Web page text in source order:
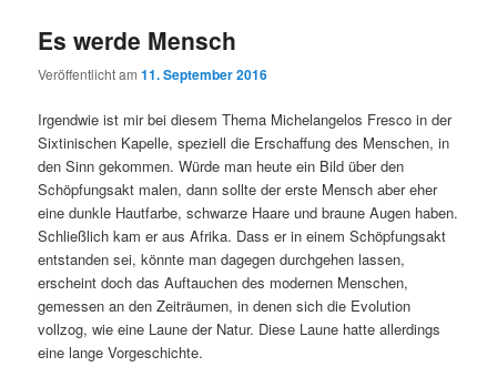
Es werde Mensch
Veröffentlicht am11. September 2016
Irgendwie ist mir bei diesem Thema Michelangelos Fresco in der
Sixtinischen Kapelle, speziell die Erschaffung des Menschen, in
den Sinn gekommen. Würde man heute ein Bild über den
Schöpfungsakt malen, dann sollte der erste Mensch aber eher
eine dunkle Hautfarbe, schwarze Haare und braune Augen haben.
Schließlich kam er aus Afrika. Dass er in einem Schöpfungsakt
entstanden sei, könnte man dagegen durchgehen lassen,
erscheint doch das Auftauchen des modernen Menschen,
gemessen an den Zeiträumen, in denen sich die Evolution
vollzog, wie eine Laune der Natur. Diese Laune hatte allerdings
eine lange Vorgeschichte.